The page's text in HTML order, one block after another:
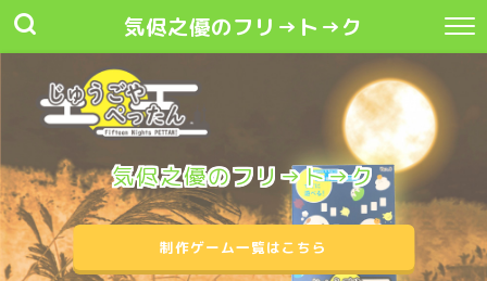
気侭之優のフリ→ト→ク
気侭之優のフリ→ト→ク
制作ゲーム一覧はこちら